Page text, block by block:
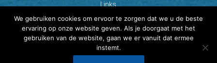
Links
© Copyright 2026 AZC Zutphen
We gebruiken cookies om ervoor te zorgen dat we u de beste
ervaring op onze website geven. Als je doorgaat met het
gebruiken van de website, gaan we er vanuit dat ermee
instemt.